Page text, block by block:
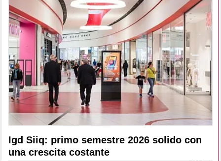
Igd Siiq: primo semestre 2026 solido con
una crescita costante